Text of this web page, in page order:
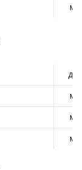
мм
дм³
мм
мм
мм